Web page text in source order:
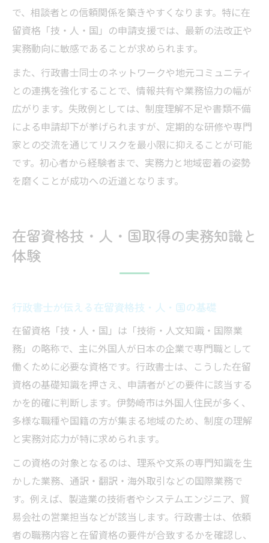
で、相談者との信頼関係を築きやすくなります。特に在
留資格「技・人・国」の申請支援では、最新の法改正や
実務動向に敏感であることが求められます。
また、行政書士同士のネットワークや地元コミュニティ
との連携を強化することで、情報共有や業務協力の幅が
広がります。失敗例としては、制度理解不足や書類不備
による申請却下が挙げられますが、定期的な研修や専門
家との交流を通じてリスクを最小限に抑えることが可能
です。初心者から経験者まで、実務力と地域密着の姿勢
を磨くことが成功への近道となります。
在留資格技・人・国取得の実務知識と
体験
行政書士が伝える在留資格技・人・国の基礎
在留資格「技・人・国」は「技術・人文知識・国際業
務」の略称で、主に外国人が日本の企業で専門職として
働くために必要な資格です。行政書士は、こうした在留
資格の基礎知識を押さえ、申請者がどの要件に該当する
かを的確に判断します。伊勢崎市は外国人住民が多く、
多様な職種や国籍の方が集まる地域のため、制度の理解
と実務対応力が特に求められます。
この資格の対象となるのは、理系や文系の専門知識を生
かした業務、通訳・翻訳・海外取引などの国際業務で
す。例えば、製造業の技術者やシステムエンジニア、貿
易会社の営業担当などが該当します。行政書士は、依頼
者の職務内容と在留資格の要件が合致するかを確認し、